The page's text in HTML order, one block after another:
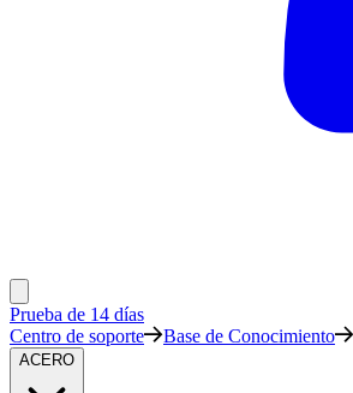
Prueba de 14 días
Centro de soporte
Base de Conocimiento
ACERO